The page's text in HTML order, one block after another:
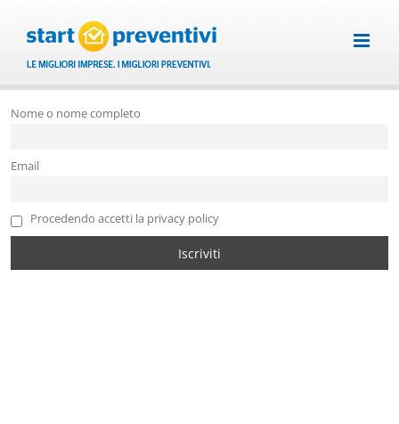
contenuto
Nome o nome completo
Email
Procedendo accetti la privacy policy